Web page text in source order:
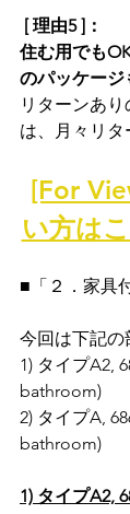
[ 理由5 ]：
住む用でも
のパッケージ
リターンあ
は、月々リタ
[For
い方は
■「２．家具
今回は下記の
1) タイプA2,
bathroom)
2) タイプA,
bathroom)
1) タイプA2,